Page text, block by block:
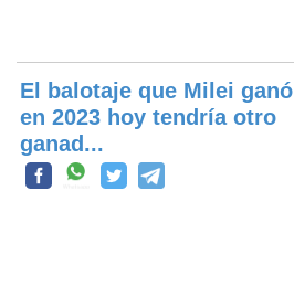
El balotaje que Milei ganó
en 2023 hoy tendría otro
ganad...